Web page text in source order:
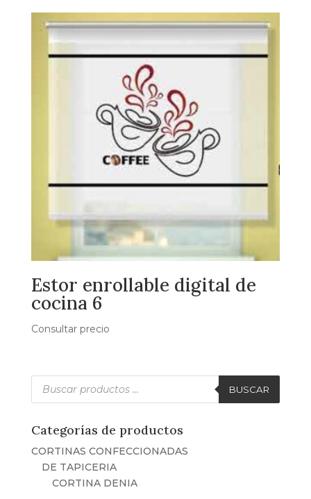
Estor enrollable digital de
cocina 6
Consultar precio
Búsqueda
productos
BUSCAR
Categorías de productos
CORTINAS CONFECCIONADAS
DE TAPICERIA
CORTINA DENIA